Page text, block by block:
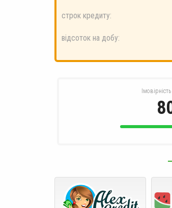
строк кредиту:
відсоток на добу: